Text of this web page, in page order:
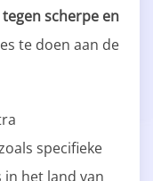
scherpe en
te doen aan de
specifieke
het land van